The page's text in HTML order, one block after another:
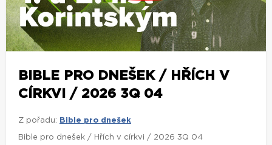
BIBLE PRO DNEŠEK / HŘÍCH V
CÍRKVI / 2026 3Q 04
Z pořadu: Bible pro dnešek
Bible pro dnešek / Hřích v církvi / 2026 3Q 04